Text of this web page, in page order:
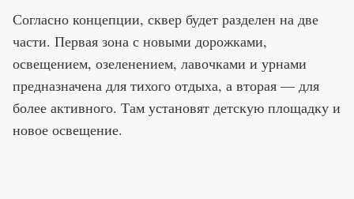
Согласно концепции, сквер будет разделен на две
части. Первая зона с новыми дорожками,
освещением, озеленением, лавочками и урнами
предназначена для тихого отдыха, а вторая — для
более активного. Там установят детскую площадку и
новое освещение.